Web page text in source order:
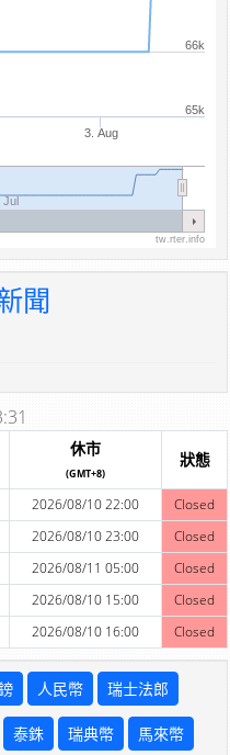
3. Aug
Jul
65k
66k
tw.rter.info
聞
休市
(GMT+8)
狀態
2026/08/10 22:00
Closed
2026/08/10 23:00
Closed
2026/08/11 05:00
Closed
2026/08/10 15:00
Closed
2026/08/10 16:00 Closed
人民幣 瑞士法郎
泰銖 瑞典幣 馬來幣